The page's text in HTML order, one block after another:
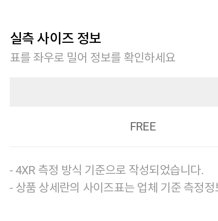
실측 사이즈 정보
표를 좌우로 밀어 정보를 확인하세요
FREE
- 4XR 측정 방식 기준으로 작성되었습니다.
- 상품 상세란의 사이즈표는 업체 기준 측정정